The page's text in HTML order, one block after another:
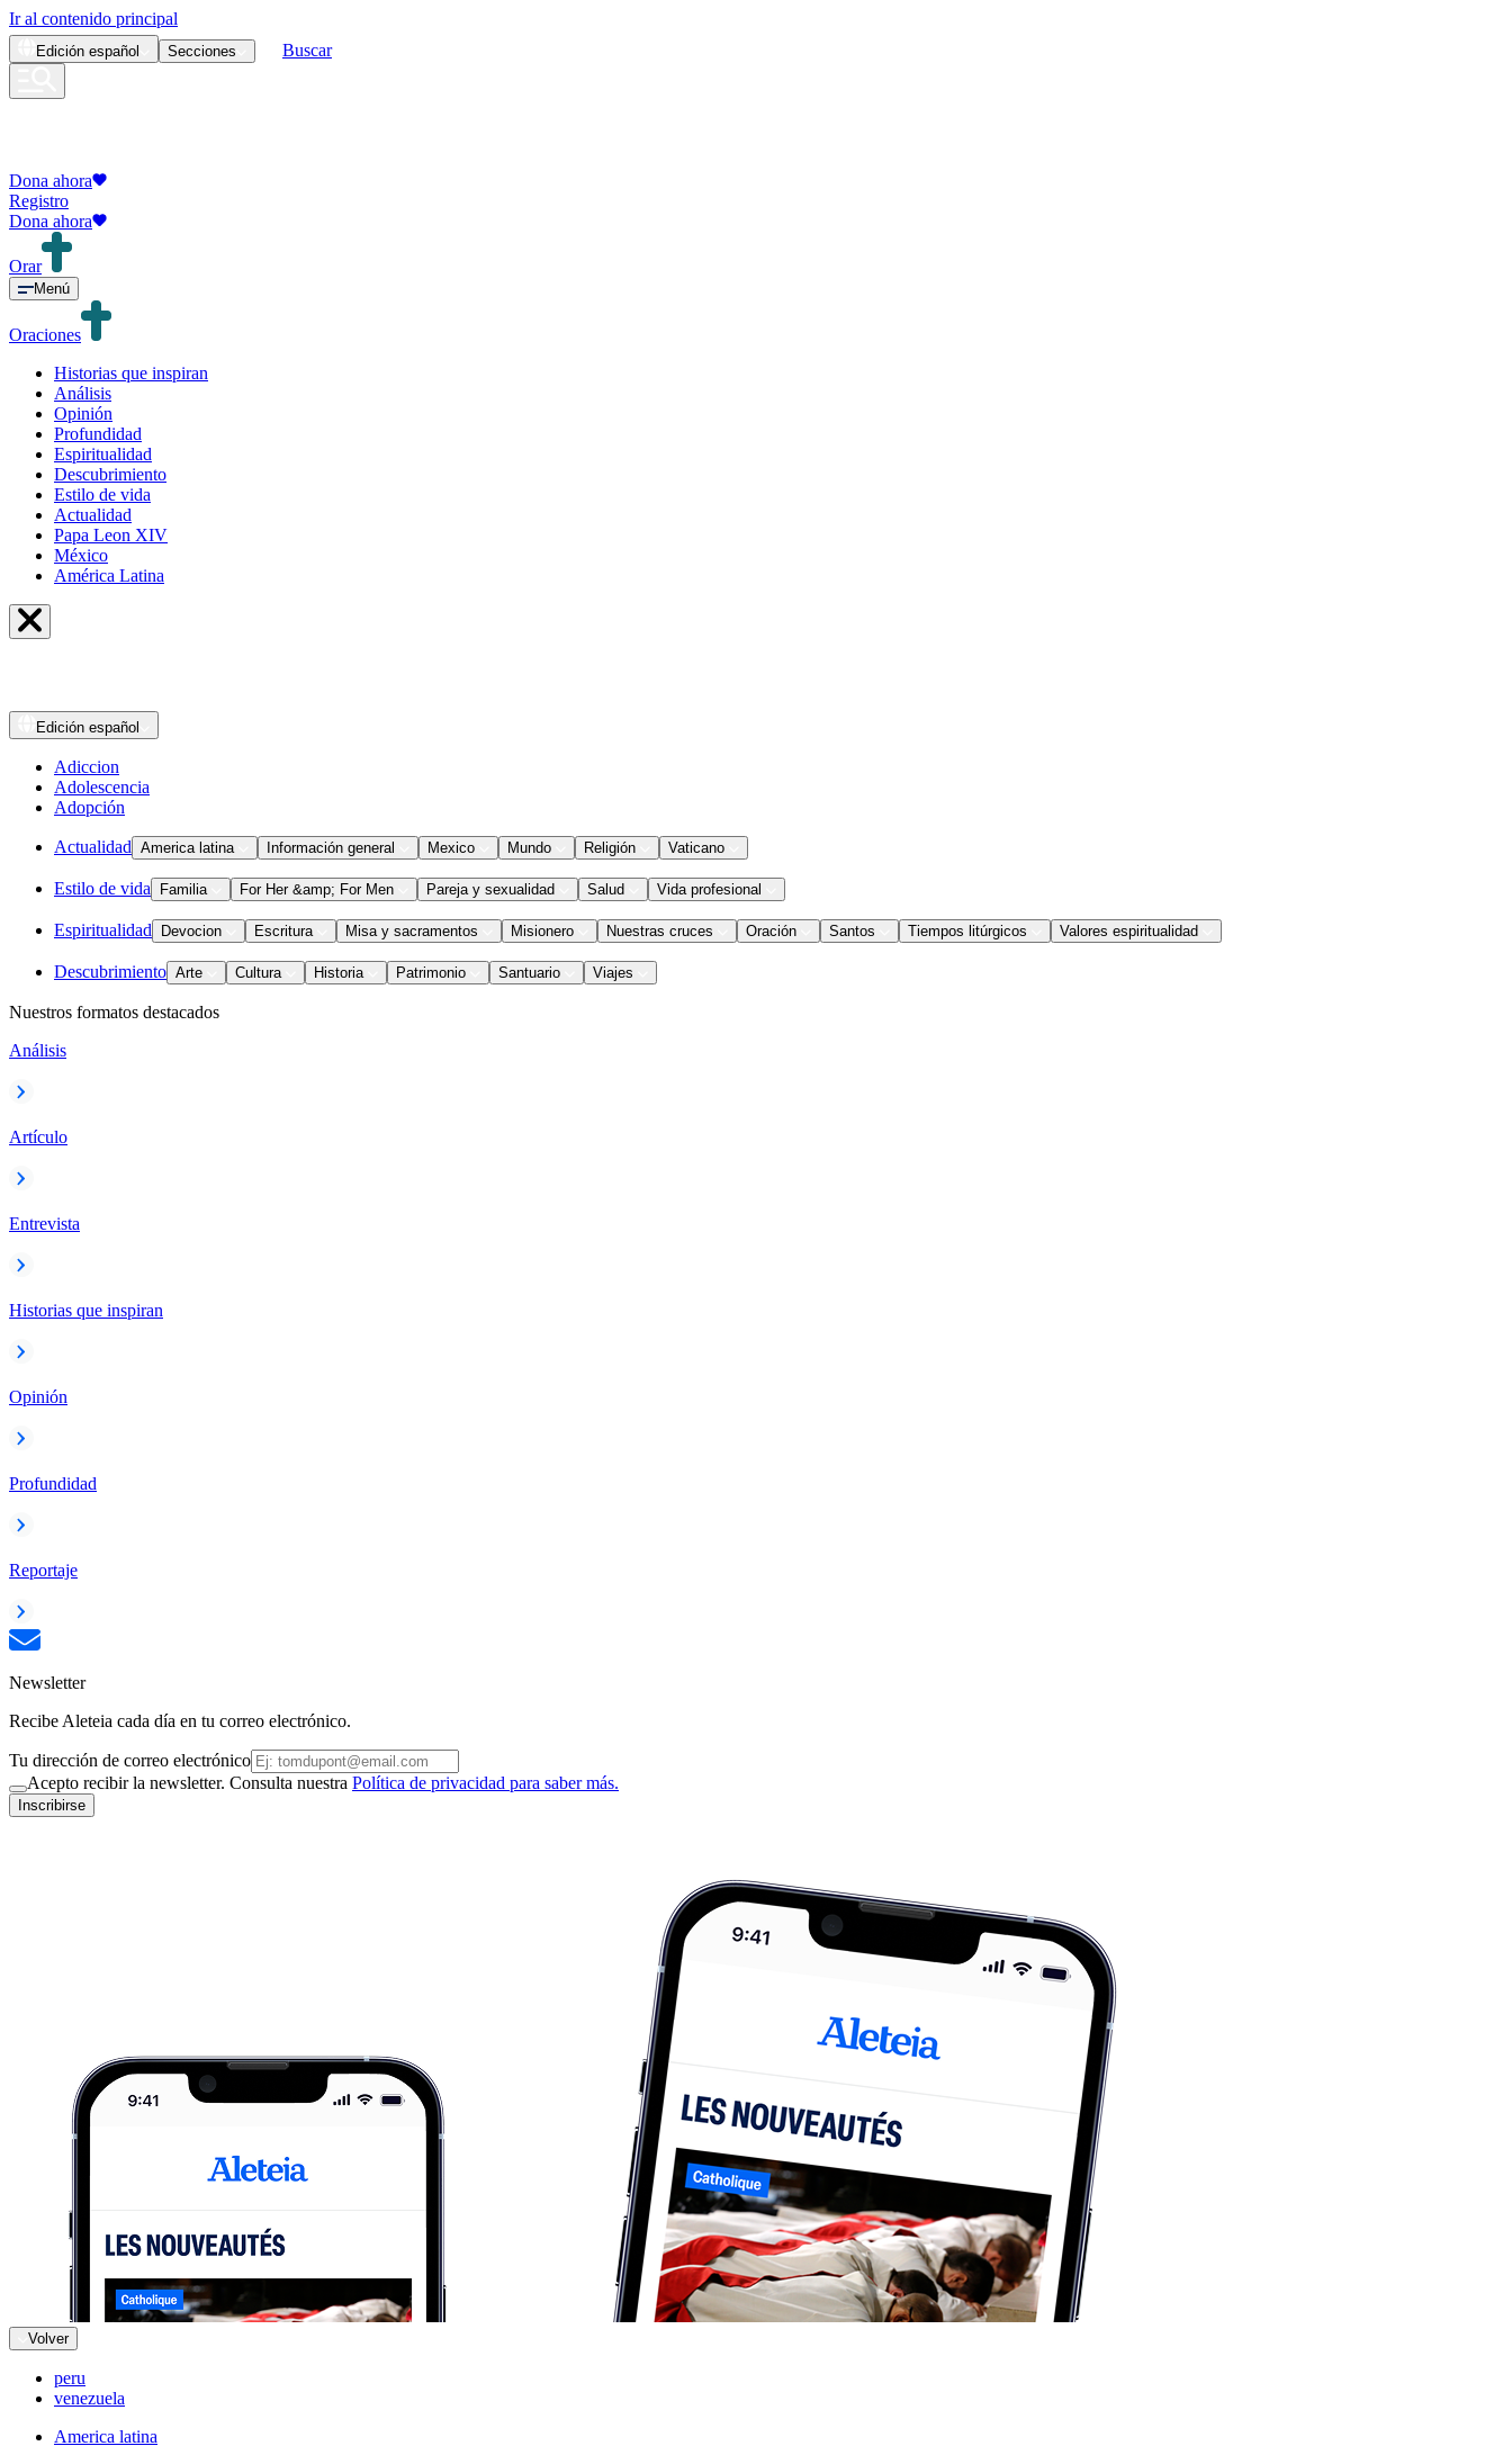
Ir al contenido principal
Edición español Secciones Buscar
Dona ahora
Registro
Dona ahora
Orar
Menú
Oraciones
Historias que inspiran
Análisis
Opinión
Profundidad
Espiritualidad
Descubrimiento
Estilo de vida
Actualidad
Papa Leon XIV
México
América Latina
Edición español
Adiccion
Adolescencia
Adopción
Actualidad America latina Información general Mexico Mundo Religión Vaticano
Estilo de vida Familia For Her &amp; For Men Pareja y sexualidad Salud Vida profesional
Espiritualidad Devocion Escritura Misa y sacramentos Misionero Nuestras cruces Oración Santos Tiempos litúrgicos Valores espiritualidad
Descubrimiento Arte Cultura Historia Patrimonio Santuario Viajes
Nuestros formatos destacados
Análisis
Artículo
Entrevista
Historias que inspiran
Opinión
Profundidad
Reportaje
Newsletter
Recibe Aleteia cada día en tu correo electrónico.
Tu dirección de correo electrónico
Acepto recibir la newsletter. Consulta nuestra Política de privacidad para saber más.
Inscribirse
Volver
peru
venezuela
America latina